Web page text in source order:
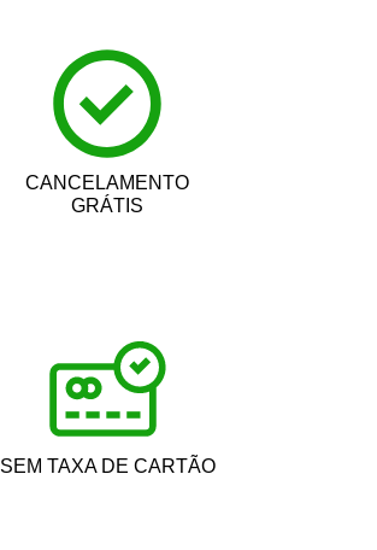
CANCELAMENTO
GRÁTIS
SEM TAXA DE CARTÃO